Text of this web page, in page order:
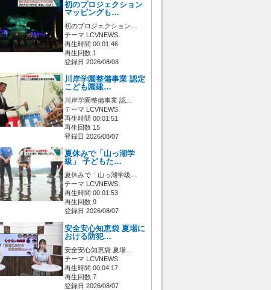
初のプロジェクション
マッピングも…
初のプロジェクション…
テーマ LCVNEWS
再生時間 00:01:46
再生回数 1
登録日 2026/08/08
川岸学園整備事業 認定
こども園建…
川岸学園整備事業 認…
テーマ LCVNEWS
再生時間 00:01:51
再生回数 15
登録日 2026/08/07
夏休みで「山っ湖学
級」 子どもた…
夏休みで「山っ湖学級…
テーマ LCVNEWS
再生時間 00:01:53
再生回数 9
登録日 2026/08/07
安全安心知恵袋 夏場に
おける防犯…
安全安心知恵袋 夏場…
テーマ LCVNEWS
再生時間 00:04:17
再生回数 7
登録日 2026/08/07